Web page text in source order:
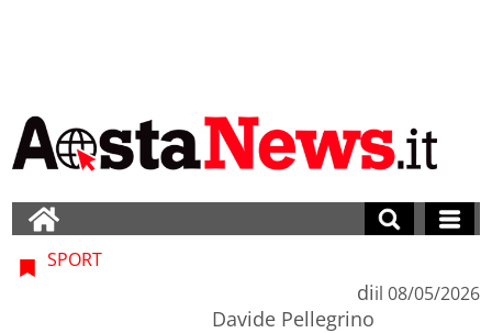
SPORT
di
Davide Pellegrino
il 08/05/2026